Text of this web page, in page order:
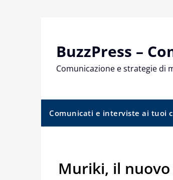
BuzzPress –
Comunicazione e strategie di
Comunicati e interviste ai tuoi
Muriki, il